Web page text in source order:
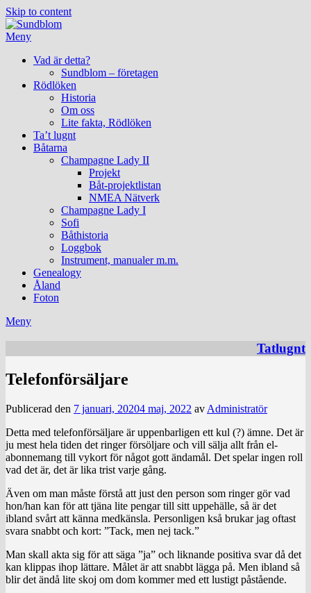
Skip to content
Meny
Vad är detta?
Sundblom – företagen
Rödlöken
Historia
Om oss
Lite fakta, Rödlöken
Ta’t lugnt
Båtarna
Champagne Lady II
Projekt
Båt-projektlistan
NMEA Nätverk
Champagne Lady I
Sofi
Båthistoria
Loggbok
Instrument, manualer m.m.
Genealogy
Åland
Foton
Meny
Tatlugnt
Telefonförsäljare
Publicerad den 7 januari, 20204 maj, 2022 av Administratör
Detta med telefonförsäljare är uppenbarligen ett kul (?) ämne. Det är
ju mest hela tiden det ringer försöljare och vill sälja allt från el-
abonnemang till vykort för något gott ändamål. Det spelar ingen roll
vad det är, det är lika trist varje gång.
Även om man måste förstå att just den person som ringer gör vad
hon/han kan för att tjäna lite pengar till sitt uppehälle, så är det
ibland svårt att känna medkänsla. Personligen kså brukar jag oftast
svara snabbt och kort: ”Tack, men nej tack.”
Man skall akta sig för att säga ”ja” och liknande positiva svar då det
kan klippas ihop lättare. Målet är att snabbt lägga på. Men ibland så
blir det ändå lite skoj om dom kommer med ett lustigt påstående.